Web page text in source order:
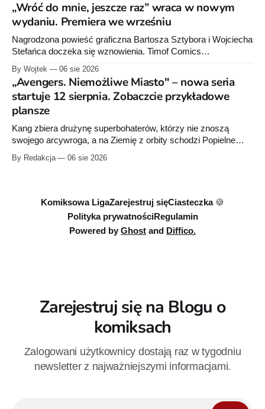
„Wróć do mnie, jeszcze raz” wraca w nowym
wydaniu. Premiera we wrześniu
Nagrodzona powieść graficzna Bartosza Sztybora i Wojciecha
Stefańca doczeka się wznowienia. Timof Comics
raz”, którego pierwsze wydanie ukazało się w 2015 roku.
By Wojtek 06 sie 2026
„Avengers. Niemożliwe Miasto" – nowa seria
startuje 12 sierpnia. Zobaczcie przykładowe
plansze
Kang zbiera drużynę superbohaterów, którzy nie znoszą
swojego arcywroga, a na Ziemię z orbity schodzi Popielne
serii Avengers autorstwa Jeda MacKaya trafia do sklepów 12
By Redakcja 06 sie 2026
Komiksowa LigaZarejestruj sięCiasteczka 🍪
Polityka prywatnościRegulamin
Powered by Ghost and Diffico.
Zarejestruj się na Blogu o
komiksach
Zalogowani użytkownicy dostają raz w tygodniu
newsletter z najważniejszymi informacjami.